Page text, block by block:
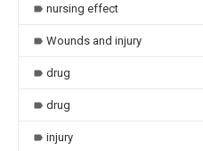
nursing effect
Wounds and injury
drug
drug
injury